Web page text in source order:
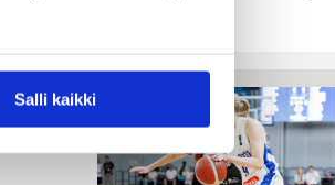
Salli kaikki